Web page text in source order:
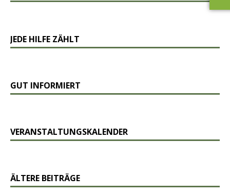
JEDE HILFE ZÄHLT
GUT INFORMIERT
VERANSTALTUNGSKALENDER
ÄLTERE BEITRÄGE